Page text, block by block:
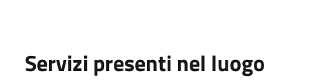
Servizi presenti nel luogo